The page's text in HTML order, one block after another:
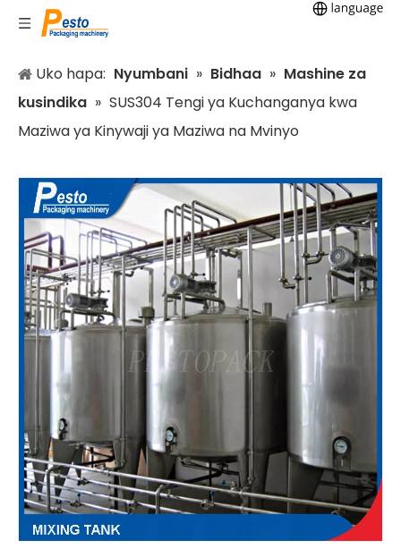
Uko hapa: Nyumbani » Bidhaa » Mashine za
kusindika » SUS304 Tengi ya Kuchanganya kwa
Maziwa ya Kinywaji ya Maziwa na Mvinyo